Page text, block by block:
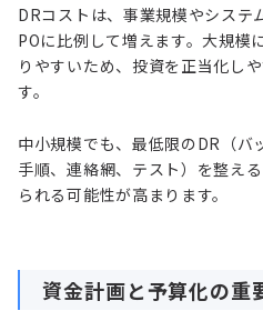
DRコストは、事業規模やシス
POに比例して増えます。大規模
りやすいため、投資を正当化し
す。
中小規模でも、最低限のDR（バ
手順、連絡網、テスト）を整え
られる可能性が高まります。
資金計画と予算化の重